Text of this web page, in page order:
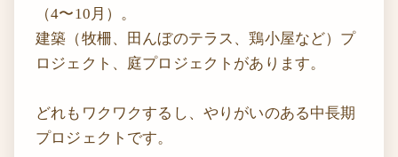
（4〜10月）。
建築（牧柵、田んぼのテラス、鶏小屋など）プ
ロジェクト、庭プロジェクトがあります。
どれもワクワクするし、やりがいのある中長期
プロジェクトです。